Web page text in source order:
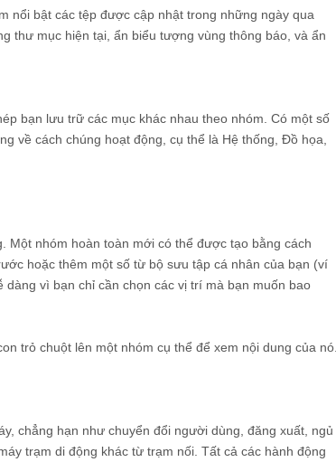
nổi bật các tệp được cập nhật trong những ngày qua
thư mục hiện tại, ẩn biểu tượng vùng thông báo, và ẩn
bạn lưu trữ các mục khác nhau theo nhóm. Có một số
về cách chúng hoạt động, cụ thể là Hệ thống, Đồ họa,
Một nhóm hoàn toàn mới có thể được tạo bằng cách
hoặc thêm một số từ bộ sưu tập cá nhân của bạn (ví
vì bạn chỉ cần chọn các vị trí mà bạn muốn bao
trỏ chuột lên một nhóm cụ thể để xem nội dung của nó.
chẳng hạn như chuyển đổi người dùng, đăng xuất, ngủ
trạm di động khác từ trạm nối. Tất cả các hành động